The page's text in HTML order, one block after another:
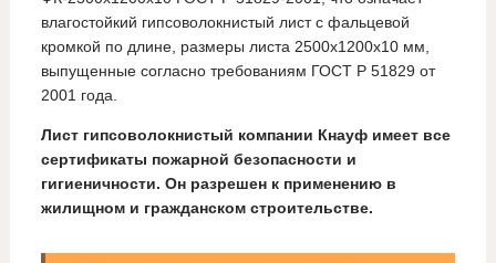
влагостойкий гипсоволокнистый лист с фальцевой
кромкой по длине, размеры листа 2500x1200x10 мм,
выпущенные согласно требованиям ГОСТ Р 51829 от
2001 года.
Лист гипсоволокнистый компании Кнауф имеет все
сертификаты пожарной безопасности и
гигиеничности. Он разрешен к применению в
жилищном и гражданском строительстве.